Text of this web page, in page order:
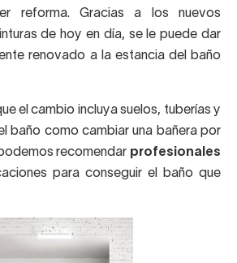
reforma. Gracias a los nuevos
de hoy en día, se le puede dar
renovado a la estancia del baño
el cambio incluya suelos, tuberías y
baño como cambiar una bañera por
recomendar profesionales
para conseguir el baño que